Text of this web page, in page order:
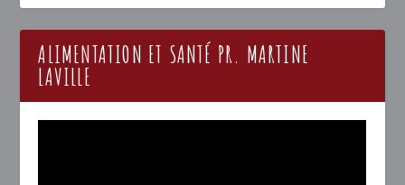
ALIMENTATION ET SANTÉ PR. MARTINE
LAVILLE